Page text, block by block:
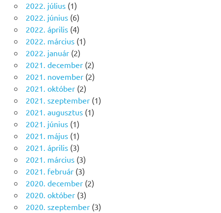
2022. július(1)
2022. június(6)
2022. április(4)
2022. március(1)
2022. január(2)
2021. december(2)
2021. november(2)
2021. október(2)
2021. szeptember(1)
2021. augusztus(1)
2021. június(1)
2021. május(1)
2021. április(3)
2021. március(3)
2021. február(3)
2020. december(2)
2020. október(3)
2020. szeptember(3)